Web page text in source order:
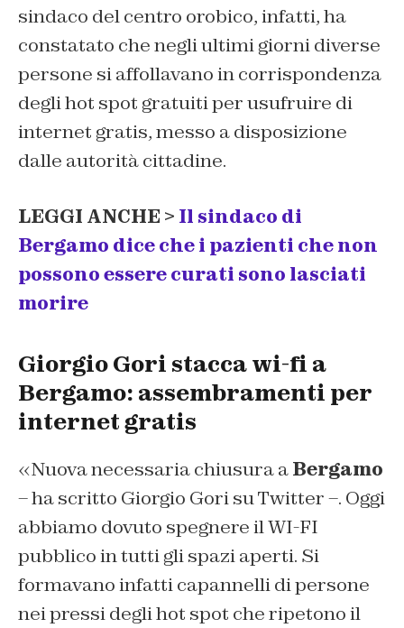
sindaco del centro orobico, infatti, ha
constatato che negli ultimi giorni diverse
persone si affollavano in corrispondenza
degli hot spot gratuiti per usufruire di
internet gratis, messo a disposizione
dalle autorità cittadine.
LEGGI ANCHE > Il sindaco di
Bergamo dice che i pazienti che non
possono essere curati sono lasciati
morire
Giorgio Gori stacca wi-fi a
Bergamo: assembramenti per
internet gratis
«Nuova necessaria chiusura aBergamo
– ha scritto Giorgio Gori su Twitter –. Oggi
abbiamo dovuto spegnere il WI-FI
pubblico in tutti gli spazi aperti. Si
formavano infatti capannelli di persone
nei pressi degli hot spot che ripetono il